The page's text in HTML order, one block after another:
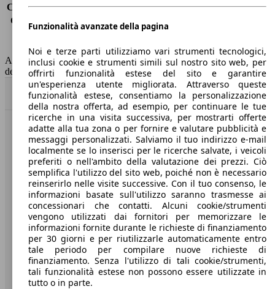
Consumo (extra-urbano) 4.6 l/100km
Consumo (combinato)*
5.4 l/100km
Capacità del serbatoio
52 l
AutoScout24 non si assume alcuna responsabilità per la correttezza
dei dati.
Torna su
Benvenuti su AutoScout24, il mercato auto europeo.
Società
A proposito di AutoScout24
Stampa
Media
Condizioni generali
Informazioni
Funzionalità avanzate della pagina
Noi e terze parti utilizziamo vari strumenti tecnologici,
inclusi cookie e strumenti simili sul nostro sito web, per
offrirti funzionalità estese del sito e garantire
un'esperienza utente migliorata. Attraverso queste
funzionalità estese, consentiamo la personalizzazione
della nostra offerta, ad esempio, per continuare le tue
ricerche in una visita successiva, per mostrarti offerte
adatte alla tua zona o per fornire e valutare pubblicità e
messaggi personalizzati. Salviamo il tuo indirizzo e-mail
localmente se lo inserisci per le ricerche salvate, i veicoli
preferiti o nell'ambito della valutazione dei prezzi. Ciò
semplifica l'utilizzo del sito web, poiché non è necessario
reinserirlo nelle visite successive. Con il tuo consenso, le
informazioni basate sull'utilizzo saranno trasmesse ai
concessionari che contatti. Alcuni cookie/strumenti
vengono utilizzati dai fornitori per memorizzare le
informazioni fornite durante le richieste di finanziamento
per 30 giorni e per riutilizzarle automaticamente entro
tale periodo per compilare nuove richieste di
finanziamento. Senza l'utilizzo di tali cookie/strumenti,
tali funzionalità estese non possono essere utilizzate in
tutto o in parte.